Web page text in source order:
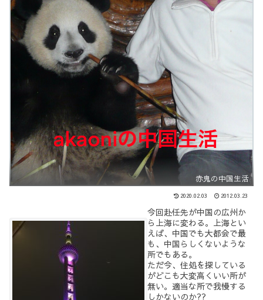
赤鬼の中国生活
2020.02.03 2012.03.23
今回赴任先が中国の広州か
ら上海に変わる。上海とい
えば、中国でも大都会で最
も、中国らしくないような
所でもある。
ただ今、住処を探している
がどこも大変高くいい所が
無い。適当な所で我慢する
しかないのか??